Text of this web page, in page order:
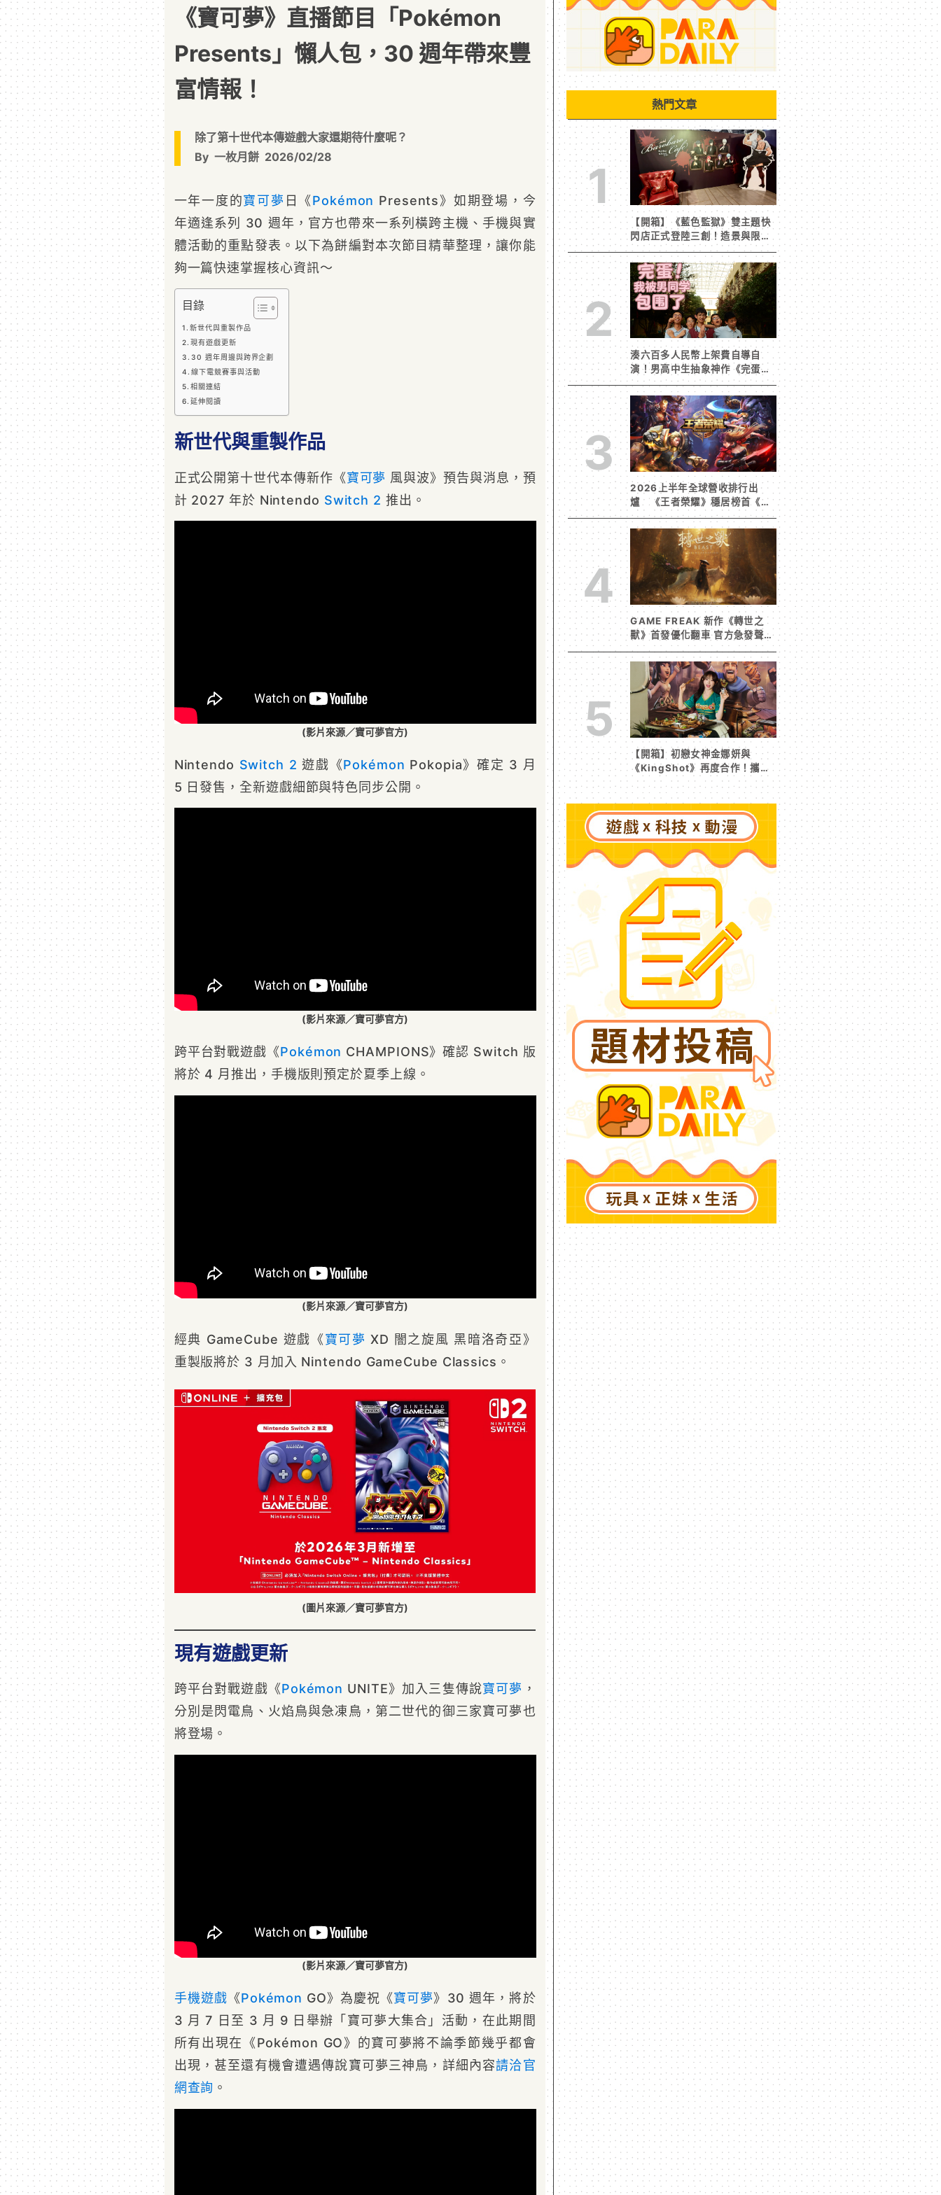
《寶可夢》直播節目「Pokémon
Presents」懶人包，30 週年帶來豐
富情報！
除了第十世代本傳遊戲大家還期待什麼呢？
By 一枚月餅 2026/02/28
一年一度的寶可夢 日《Pokémon Presents》如期登場，今
年適逢系列 30 週年，官方也帶來一系列橫跨主機、手機與實
體活動的重點發表。以下為餅編對本次節目精華整理，讓你能
夠一篇快速掌握核心資訊～
目錄
新世代與重製作品
現有遊戲更新
30 週年周邊與跨界企劃
線下電競賽事與活動
相關連結
延伸閱讀
新世代與重製作品
正式公開第十世代本傳新作《寶可夢 風與波》預告與消息，預
計 2027 年於 Nintendo Switch 2 推出。
(影片來源／寶可夢官方)
Nintendo Switch 2 遊戲《Pokémon Pokopia》確定 3 月
5 日發售，全新遊戲細節與特色同步公開。
(影片來源／寶可夢官方)
跨平台對戰遊戲《Pokémon CHAMPIONS》確認 Switch 版
將於 4 月推出，手機版則預定於夏季上線。
(影片來源／寶可夢官方)
經典 GameCube 遊戲《寶可夢 XD 闇之旋風 黑暗洛奇亞》
重製版將於 3 月加入 Nintendo GameCube Classics。
(圖片來源／寶可夢官方)
現有遊戲更新
跨平台對戰遊戲《Pokémon UNITE》加入三隻傳說寶可夢 ，
分別是閃電鳥、火焰鳥與急凍鳥，第二世代的御三家寶可夢也
將登場。
(影片來源／寶可夢官方)
手機遊戲 《Pokémon GO》為慶祝《寶可夢》30 週年，將於
3 月 7 日至 3 月 9 日舉辦「寶可夢大集合」活動，在此期間
所有出現在《Pokémon GO》的寶可夢將不論季節幾乎都會
出現，甚至還有機會遭遇傳說寶可夢三神鳥，詳細內容請洽官
網查詢 。
熱門文章
1
【開箱】《藍色監獄》雙主題快
閃店正式登陸三創！造景與限定
周邊搶先看
2
湊六百多人民幣上架費自導自
演！男高中生抽象神作《完蛋！
我被男同學包圍了》突然爆紅
3
2026上半年全球營收排行出
爐 《王者榮耀》穩居榜首《寒
霜啟示錄》緊追在後！
4
GAME FREAK 新作《轉世之
獸》首發優化翻車 官方急發聲明
承諾提供大量更新彌補
5
【開箱】初戀女神金娜妍與
《KingShot》再度合作！攜手
焦糖楓、柒息地推出「國王燒烤
節」活動